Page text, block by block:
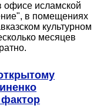
исламской
в помещениях
культурном
месяцев